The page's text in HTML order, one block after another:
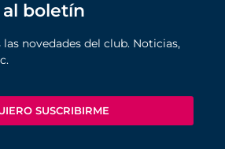
boletín
novedades del club. Noticias,
SUSCRIBIRME